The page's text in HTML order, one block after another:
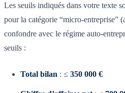
Les seuils indiqués dans votre texte
pour la catégorie “micro-entreprise”
confondre avec le régime auto-
seuils :
Total bilan : ≤ 350 000 €